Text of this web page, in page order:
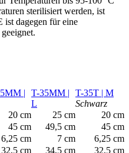
sterilisiert werden, ist
dagegen für eine
|
T-35MM |
L
T-35T | M
Schwarz
20 cm 25 cm
20 cm
45 cm 49,5 cm
45 cm
6,25 cm 7 cm
6,25 cm
32,5 cm 34,5 cm
32,5 cm